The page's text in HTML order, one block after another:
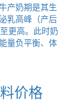
产奶期是其生
乳高峰（产后
更高。此时奶
量负平衡、体
价格